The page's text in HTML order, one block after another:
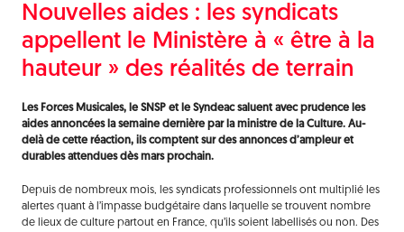
Nouvelles aides : les syndicats
appellent le Ministère à « être à la
hauteur » des réalités de terrain
Les Forces Musicales, le SNSP et le Syndeac saluent avec prudence les
aides annoncées la semaine dernière par la ministre de la Culture. Au-
delà de cette réaction, ils comptent sur des annonces d’ampleur et
durables attendues dès mars prochain.
Depuis de nombreux mois, les syndicats professionnels ont multiplié les
alertes quant à l’impasse budgétaire dans laquelle se trouvent nombre
de lieux de culture partout en France, qu’ils soient labellisés ou non. Des